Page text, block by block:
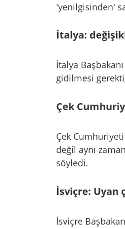
'yenilgisinden'
İtalya:
İtalya
gidilmesi
Çek
Çek
değil aynı
söyledi.
İsviçre: Uyan
İsviçre